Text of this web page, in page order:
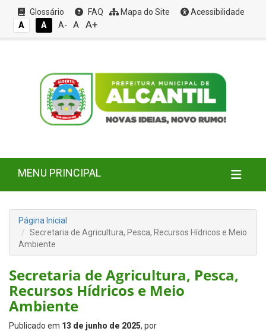
Glossário FAQ Mapa do Site
Acessibilidade
A
A A- A A+
MENU PRINCIPAL
Página Inicial
Secretaria de Agricultura, Pesca, Recursos Hídricos e Meio
Ambiente
Secretaria de Agricultura, Pesca,
Recursos Hídricos e Meio
Ambiente
Publicado em 13 de junho de 2025, por